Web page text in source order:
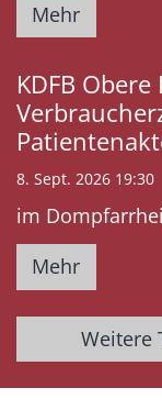
Mehr
KDFB
8. Sept. 2026 19:30
im
Mehr
Weitere